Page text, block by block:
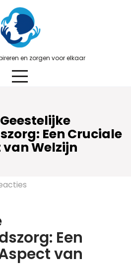
en zorgen voor elkaar
Een Cruciale
Welzijn
Een
van